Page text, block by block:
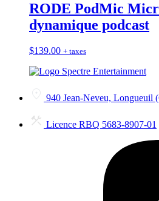
RODE PodMic
dynamique podcast
$139.00 + taxes
940 Jean-Neveu, Longueuil
Licence RBQ 5683-8907-01